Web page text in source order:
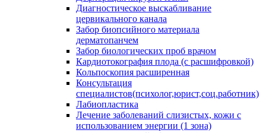
Диагностическое выскабливание
цервикального канала
Забор биопсийного материала
дерматопанчем
Забор биологических проб врачом
Кардиотокография плода (с расшифровкой)
Кольпоскопия расширенная
Консультация
специалистов(психолог,юрист,соц.работник)
Лабиопластика
Лечение заболеваний слизистых, кожи с
использованием энергии (1 зона)